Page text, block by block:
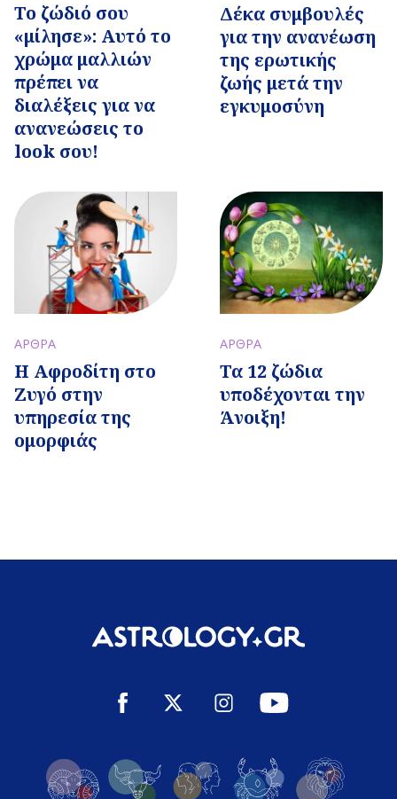
Το ζώδιό σου
«μίλησε»: Αυτό το
χρώμα μαλλιών
πρέπει να
διαλέξεις για να
ανανεώσεις το
look σου!
Δέκα συμβουλές
για την ανανέωση
της ερωτικής
ζωής μετά την
εγκυμοσύνη
ΑΡΘΡΑ
Η Αφροδίτη στο
Ζυγό στην
υπηρεσία της
ομορφιάς
ΑΡΘΡΑ
Τα 12 ζώδια
υποδέχονται την
Άνοιξη!